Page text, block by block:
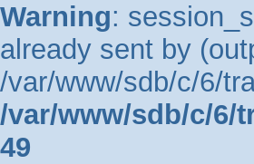
Warning:
already sent by
/var/www/sdb/c/6/
/var/www/sdb/c/6/
49